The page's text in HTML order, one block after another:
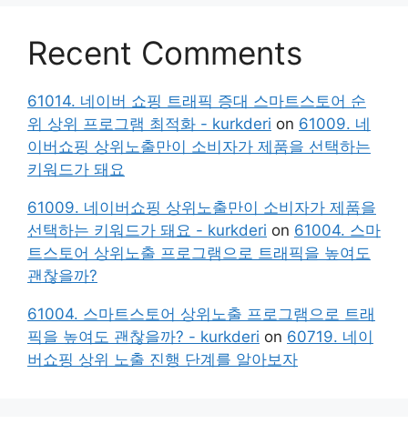
Recent Comments
61014. 네이버 쇼핑 트래픽 증대 스마트스토어 순
위 상위 프로그램 최적화 - kurkderi on 61009. 네
이버쇼핑 상위노출만이 소비자가 제품을 선택하는
키워드가 돼요
61009. 네이버쇼핑 상위노출만이 소비자가 제품을
선택하는 키워드가 돼요 - kurkderi on 61004. 스마
트스토어 상위노출 프로그램으로 트래픽을 높여도
괜찮을까?
61004. 스마트스토어 상위노출 프로그램으로 트래
픽을 높여도 괜찮을까? - kurkderi on 60719. 네이
버쇼핑 상위 노출 진행 단계를 알아보자